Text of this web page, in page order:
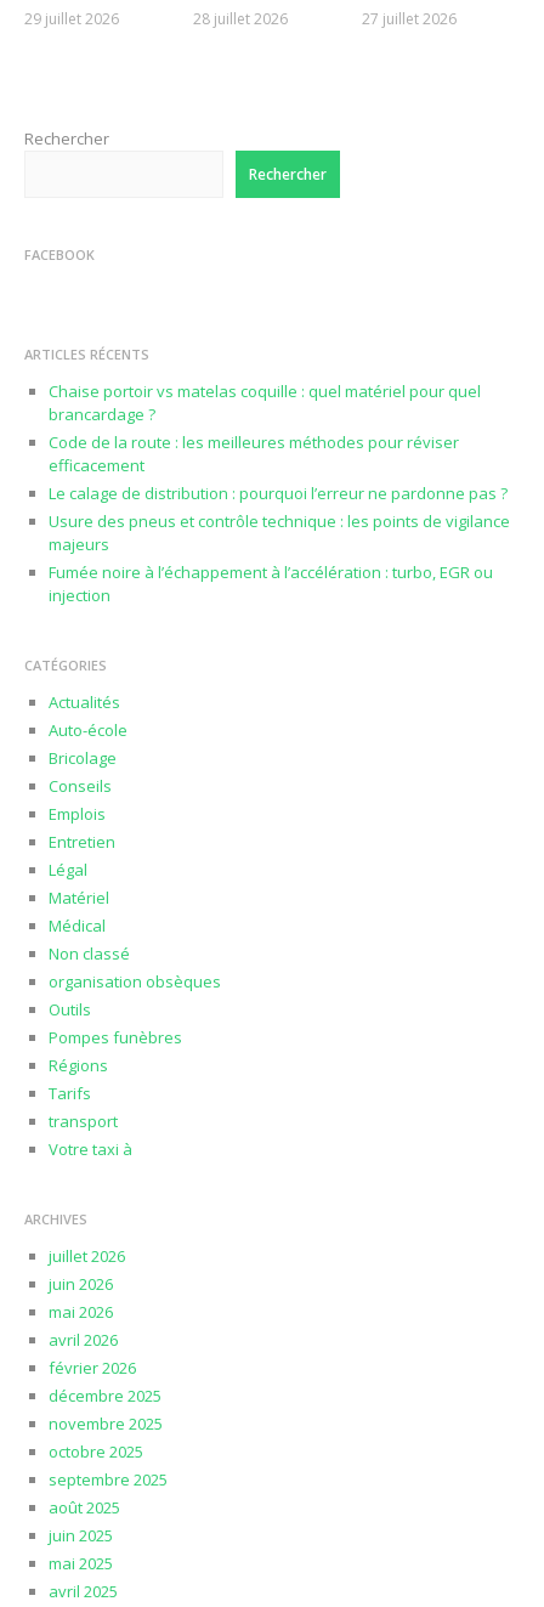
29 juillet 2026 28 juillet 2026 27 juillet 2026
Rechercher
Rechercher
FACEBOOK
ARTICLES RÉCENTS
Chaise portoir vs matelas coquille : quel matériel pour quel
brancardage ?
Code de la route : les meilleures méthodes pour réviser
efficacement
Le calage de distribution : pourquoi l’erreur ne pardonne pas ?
Usure des pneus et contrôle technique : les points de vigilance
majeurs
Fumée noire à l’échappement à l’accélération : turbo, EGR ou
injection
CATÉGORIES
Actualités
Auto-école
Bricolage
Conseils
Emplois
Entretien
Légal
Matériel
Médical
Non classé
organisation obsèques
Outils
Pompes funèbres
Régions
Tarifs
transport
Votre taxi à
ARCHIVES
juillet 2026
juin 2026
mai 2026
avril 2026
février 2026
décembre 2025
novembre 2025
octobre 2025
septembre 2025
août 2025
juin 2025
mai 2025
avril 2025